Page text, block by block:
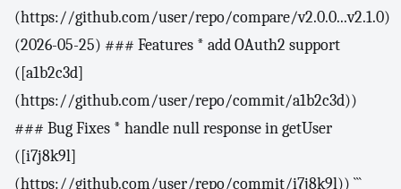
(https://github.com/user/repo/compare/v2.0.0...v2.1.0)
(2026-05-25) ### Features * add OAuth2 support
([a1b2c3d]
(https://github.com/user/repo/commit/a1b2c3d))
### Bug Fixes * handle null response in getUser
([i7j8k9l]
(https://github.com/user/repo/commit/i7j8k9l)) ```